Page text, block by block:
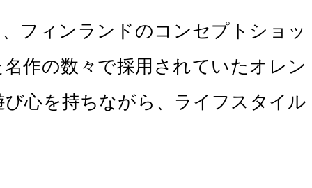
フィンランドのコンセプトショッ
作の数々で採用されていたオレン
心を持ちながら、ライフスタイル